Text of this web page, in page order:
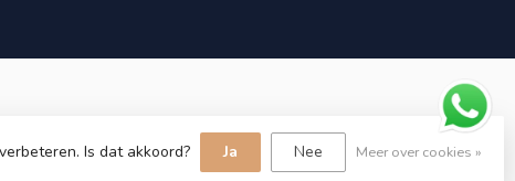
Is dat akkoord? Ja Nee Meer over cookies »